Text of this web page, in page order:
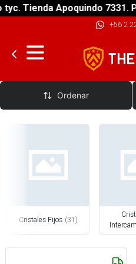
Apoquindo 7331. Piso
+56 2
Anteojos Deportivos
Ordenar
Cristales Fijos (31 )